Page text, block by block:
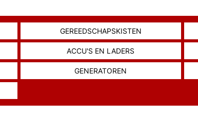
GEREEDSCHAPSKISTEN
ACCU'S EN LADERS
GENERATOREN